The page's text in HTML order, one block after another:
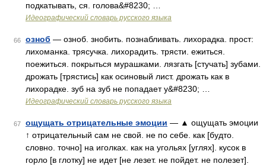
подкатывать, ся. голова&#8230; …
Идеографический словарь русского языка
66 озноб — озноб. знобить. познабливать. лихорадка. прост:
лихоманка. трясучка. лихорадить. трясти. ежиться.
поежиться. покрыться мурашками. лязгать [стучать] зубами.
дрожать [трястись] как осиновый лист. дрожать как в
лихорадке. зуб на зуб не попадает у&#8230; …
Идеографический словарь русского языка
67 ощущать отрицательные эмоции — ▲ ощущать эмоции
↑ отрицательный сам не свой. не по себе. как [будто.
словно. точно] на иголках. как на угольях [углях]. кусок в
горло [в глотку] не идет [не лезет. не пойдет. не полезет].